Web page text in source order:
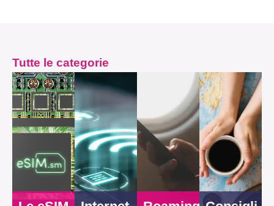
Tutte le categorie